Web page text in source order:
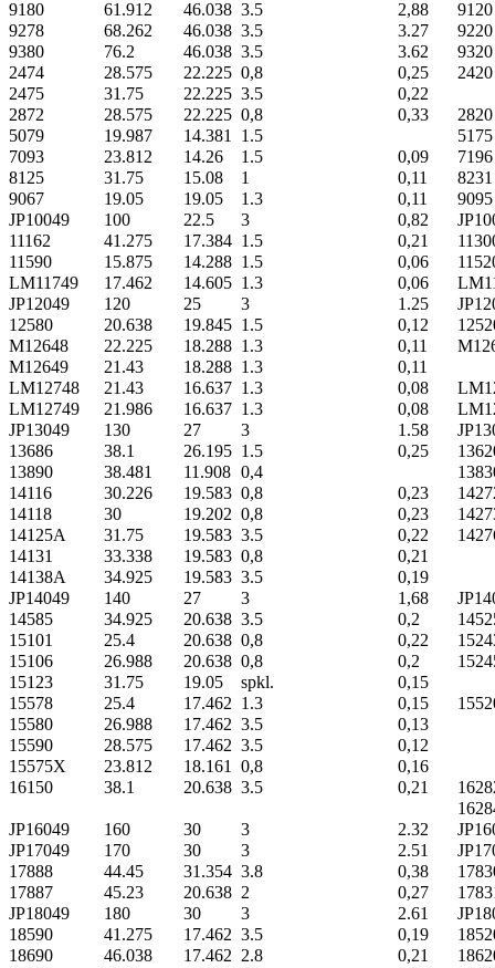
9180
61.912 46.038 3.5 2,88
9120
9278
68.262 46.038 3.5 3.27
9220
9380
76.2 46.038 3.5 3.62
9320
2474
28.575 22.225 0,8 0,25
2420
2475
31.75 22.225 3.5
0,22
2872
28.575 22.225 0,8 0,33
2820
5079
19.987 14.381 1.5
5175
7093
23.812 14.26 1.5 0,09
7196
8125
31.75 15.08 1 0,11
8231
9067
19.05 19.05 1.3 0,11
9095
JP10049
100 22.5 3 0,82
11162
41.275 17.384 1.5 0,21
11590
15.875 14.288 1.5 0,06
LM11749
17.462 14.605 1.3 0,06
JP12049
120 25 3 1.25
12580
20.638 19.845 1.5 0,12
M12648
22.225 18.288 1.3 0,11
M12649
21.43 18.288 1.3
0,11
LM12748
21.43 16.637 1.3 0,08
LM12749
21.986 16.637 1.3 0,08
JP13049
130 27 3 1.58
13686
38.1 26.195 1.5 0,25
13890
38.481 11.908 0,4
14116
30.226 19.583 0,8 0,23
14118
30 19.202 0,8 0,23
14125A
31.75 19.583 3.5 0,22
14131
33.338 19.583 0,8
0,21
14138A
34.925 19.583 3.5
0,19
JP14049
140 27 3 1,68
14585
34.925 20.638 3.5 0,2
15101
25.4 20.638 0,8 0,22
15106
26.988 20.638 0,8 0,2
15123
31.75 19.05 spkl.
0,15
15578
25.4 17.462 1.3 0,15
15580
26.988 17.462 3.5
0,13
15590
28.575 17.462 3.5
0,12
15575X
23.812 18.161 0,8
0,16
16150
38.1 20.638 3.5 0,21
JP16049
160 30 3 2.32
JP17049
170 30 3 2.51
17888
44.45 31.354 3.8 0,38
17887
45.23 20.638 2 0,27
JP18049
180 30 3 2.61
18590
41.275 17.462 3.5 0,19
18690
46.038 17.462 2.8 0,21